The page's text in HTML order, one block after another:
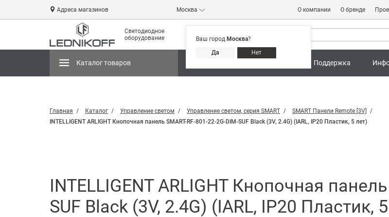
Адреса магазинов Москва
Ваш город Москва?
Да
Нет
О компании О бренде
Светодиодное
оборудование
Каталог товаров Поддержка
Адреса магазинов 8
Главная Каталог Управление светом Управление светом, серия SMART
SMART Панели Remote [3V]
INTELLIGENT ARLIGHT Кнопочная панель SMART-RF-801-22-2G-DIM-SUF Black (3V, 2.4G) (IARL, IP20 Пластик, 5 лет)
INTELLIGENT ARLIGHT Кнопочная
SUF Black (3V, 2.4G) (IARL, IP20 Пластик,